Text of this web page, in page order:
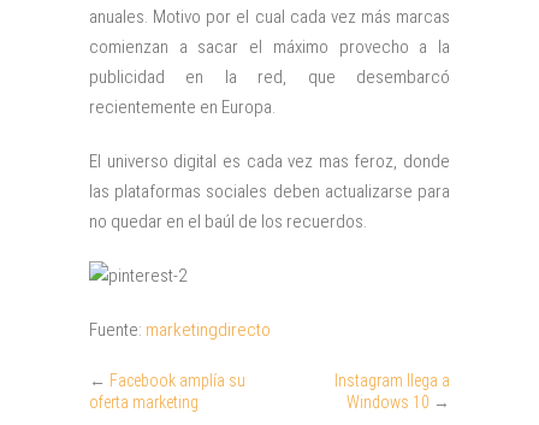
anuales. Motivo por el cual cada vez más marcas
comienzan a sacar el máximo provecho a la
publicidad en la red, que desembarcó
recientemente en Europa.
El universo digital es cada vez mas feroz, donde
las plataformas sociales deben actualizarse para
no quedar en el baúl de los recuerdos.
Fuente: marketingdirecto
← Facebook amplía su
oferta marketing
Instagram llega a
Windows 10 →